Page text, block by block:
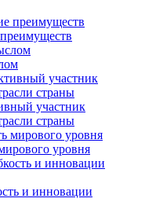
участник
страны
уровня
и инновации